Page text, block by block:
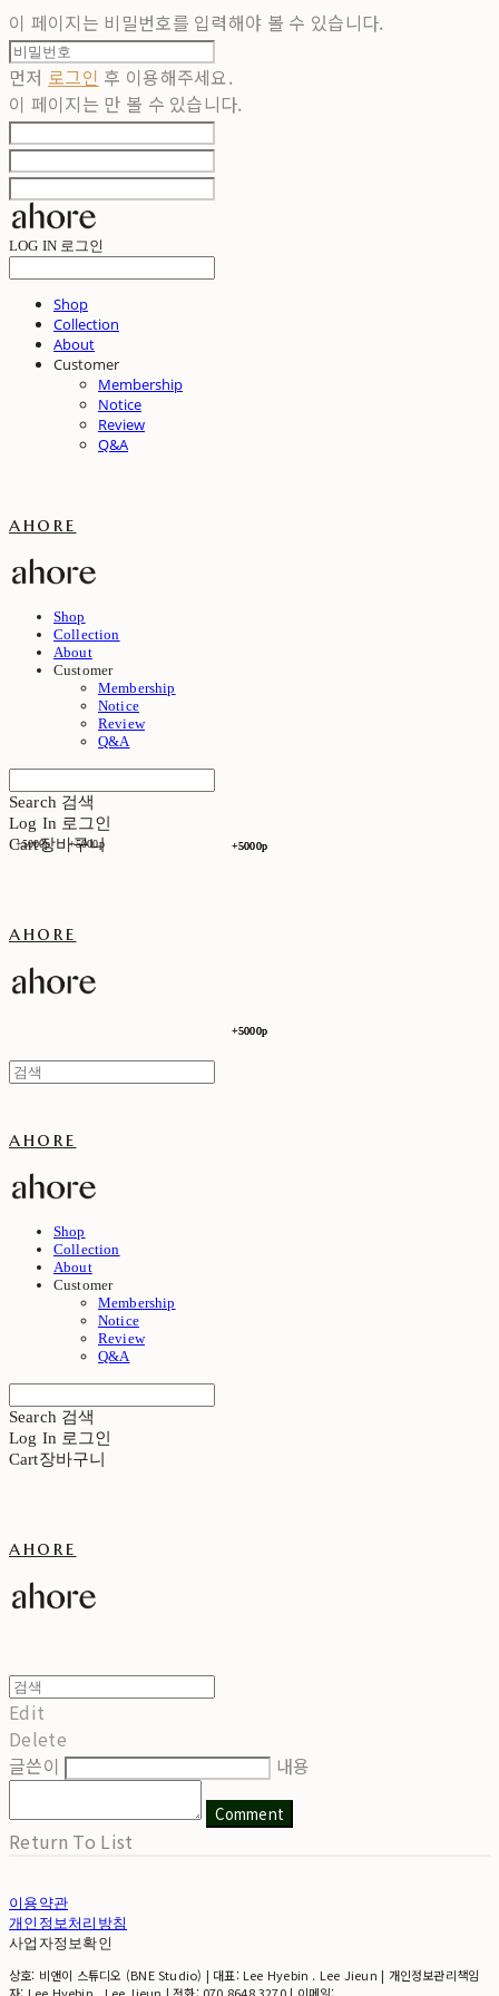
이 페이지는 비밀번호를 입력해야 볼 수 있습니다.
먼저 로그인 후 이용해주세요.
이 페이지는 만 볼 수 있습니다.
LOG IN 로그인
Shop
Collection
About
Customer
Membership
Notice
Review
Q&A
ahore
Shop
Collection
About
Customer
Membership
Notice
Review
Q&A
Search 검색
Log In
+5000p
로그인
+5000p +5000p
+5000p
Cart장바구니
ahore
+5000p
+5000p
ahore
Shop
Collection
About
Customer
Membership
Notice
Review
Q&A
Search 검색
Log In 로그인
Cart장바구니
ahore
Edit
Delete
글쓴이
내용
Comment
Return To List
이용약관
개인정보처리방침
사업자정보확인
상호: 비앤이 스튜디오 (BNE Studio) | 대표: Lee Hyebin . Lee Jieun | 개인정보관리책임
자: Lee Hyebin . Lee Jieun | 전화: 070 8648 3270 | 이메일: